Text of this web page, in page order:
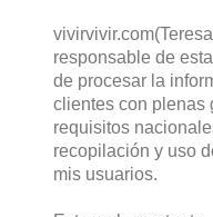
responsable de
de procesar la
clientes con plenas
requisitos
recopilación y uso
mis usuarios.